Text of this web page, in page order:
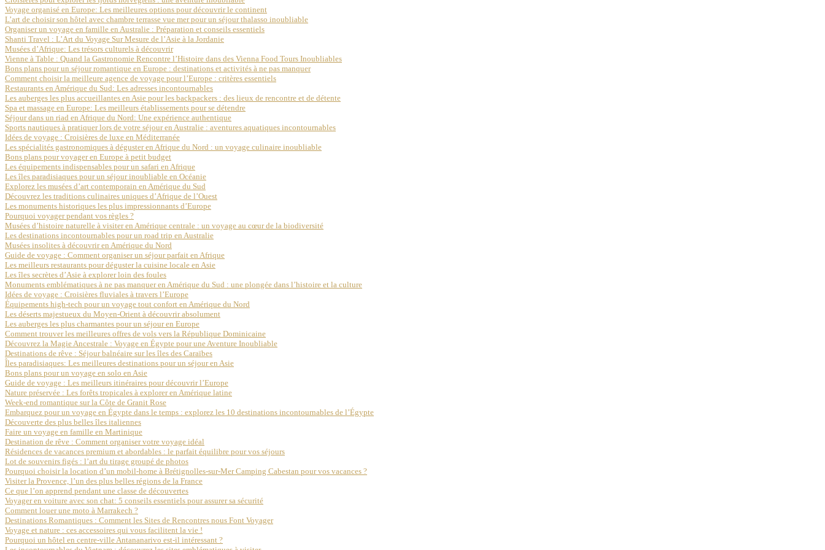
Voyage organisé en Europe: Les meilleures options pour découvrir le continent
L’art de choisir son hôtel avec chambre terrasse vue mer pour un séjour thalasso inoubliable
Organiser un voyage en famille en Australie : Préparation et conseils essentiels
Shanti Travel : L’Art du Voyage Sur Mesure de l’Asie à la Jordanie
Musées d’Afrique: Les trésors culturels à découvrir
Vienne à Table : Quand la Gastronomie Rencontre l’Histoire dans des Vienna Food Tours Inoubliables
Bons plans pour un séjour romantique en Europe : destinations et activités à ne pas manquer
Comment choisir la meilleure agence de voyage pour l’Europe : critères essentiels
Restaurants en Amérique du Sud: Les adresses incontournables
Les auberges les plus accueillantes en Asie pour les backpackers : des lieux de rencontre et de détente
Spa et massage en Europe: Les meilleurs établissements pour se détendre
Séjour dans un riad en Afrique du Nord: Une expérience authentique
Sports nautiques à pratiquer lors de votre séjour en Australie : aventures aquatiques incontournables
Idées de voyage : Croisières de luxe en Méditerranée
Les spécialités gastronomiques à déguster en Afrique du Nord : un voyage culinaire inoubliable
Bons plans pour voyager en Europe à petit budget
Les équipements indispensables pour un safari en Afrique
Les îles paradisiaques pour un séjour inoubliable en Océanie
Explorez les musées d’art contemporain en Amérique du Sud
Découvrez les traditions culinaires uniques d’Afrique de l’Ouest
Les monuments historiques les plus impressionnants d’Europe
Pourquoi voyager pendant vos règles ?
Musées d’histoire naturelle à visiter en Amérique centrale : un voyage au cœur de la biodiversité
Les destinations incontournables pour un road trip en Australie
Musées insolites à découvrir en Amérique du Nord
Guide de voyage : Comment organiser un séjour parfait en Afrique
Les meilleurs restaurants pour déguster la cuisine locale en Asie
Les îles secrètes d’Asie à explorer loin des foules
Monuments emblématiques à ne pas manquer en Amérique du Sud : une plongée dans l’histoire et la culture
Idées de voyage : Croisières fluviales à travers l’Europe
Équipements high-tech pour un voyage tout confort en Amérique du Nord
Les déserts majestueux du Moyen-Orient à découvrir absolument
Les auberges les plus charmantes pour un séjour en Europe
Comment trouver les meilleures offres de vols vers la République Dominicaine
Découvrez la Magie Ancestrale : Voyage en Égypte pour une Aventure Inoubliable
Destinations de rêve : Séjour balnéaire sur les îles des Caraïbes
Îles paradisiaques: Les meilleures destinations pour un séjour en Asie
Bons plans pour un voyage en solo en Asie
Guide de voyage : Les meilleurs itinéraires pour découvrir l’Europe
Nature préservée : Les forêts tropicales à explorer en Amérique latine
Week-end romantique sur la Côte de Granit Rose
Embarquez pour un voyage en Égypte dans le temps : explorez les 10 destinations incontournables de l’Égypte
Découverte des plus belles îles italiennes
Faire un voyage en famille en Martinique
Destination de rêve : Comment organiser votre voyage idéal
Résidences de vacances premium et abordables : le parfait équilibre pour vos séjours
Lot de souvenirs figés : l’art du tirage groupé de photos
Pourquoi choisir la location d’un mobil-home à Brétignolles-sur-Mer Camping Cabestan pour vos vacances ?
Visiter la Provence, l’un des plus belles régions de la France
Ce que l’on apprend pendant une classe de découvertes
Voyager en voiture avec son chat: 5 conseils essentiels pour assurer sa sécurité
Comment louer une moto à Marrakech ?
Destinations Romantiques : Comment les Sites de Rencontres nous Font Voyager
Voyage et nature : ces accessoires qui vous facilitent la vie !
Pourquoi un hôtel en centre-ville Antananarivo est-il intéressant ?